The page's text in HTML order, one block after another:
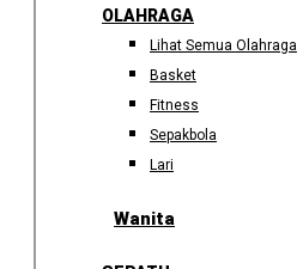
OLAHRAGA
Lihat Semua Olahraga
Basket
Fitness
Sepakbola
Lari
Wanita